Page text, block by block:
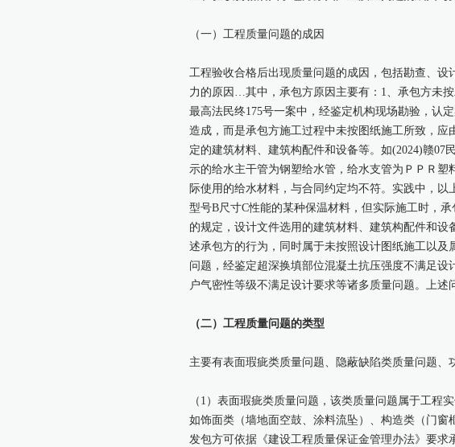
（一）工程质量问题的成因
工程验收合格后出现质量问题的成因，包括勘查、
力的原因…其中，承包方原因主要有：1、承包方未
最高法民终175号一案中，经鉴定机构现场勘验，认
造成，而是承包方施工过程中未按图纸施工所致，
定的建筑材料、建筑构配件和设备等。如(2024)赣07
示的给水主干管为钢塑给水管，给水支管为ＰＰＲ
际使用的给水材料，与合同约定均不符。实践中，
型号B尺寸C性能的某种保温材料，但实际施工时，
的规定，设计文件选用的建筑材料、建筑构配件和
述承包方的行为，同时属于未按照设计图纸施工以
问题，经鉴定超深换填部位混凝土抗压强度不满足
户气密性等级不满足设计要求等诸多质量问题。上述
（二）工程质量问题的类型
主要有表面瑕疵类质量问题、隐蔽缺陷类质量问题、
（1）表面瑕疵类质量问题，该类质量问题属于工
如饰面类（墙地面空鼓、涂料流坠）、构造类（门窗
发包方可依据《建设工程质量保证金管理办法》要求